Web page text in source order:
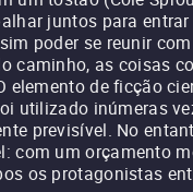
juntos para
poder se reunir
caminho, as coisas
elemento de ficção
utilizado inúmeras
previsível. No
com um orçamento
os protagonistas